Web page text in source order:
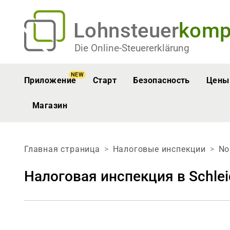
Lohnsteuer
Die Online-Steuererklärung
Приложение
NEW
Старт Безопасность Цены
Магазин
Главная страница Налоговые инспекции
Налоговая инспекция в